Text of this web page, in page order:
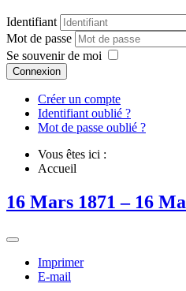
Identifiant
Mot de passe
Se souvenir de moi
Connexion
Créer un compte
Identifiant oublié ?
Mot de passe oublié ?
Vous êtes ici :
Accueil
16 Mars 1871 – 16
Imprimer
E-mail